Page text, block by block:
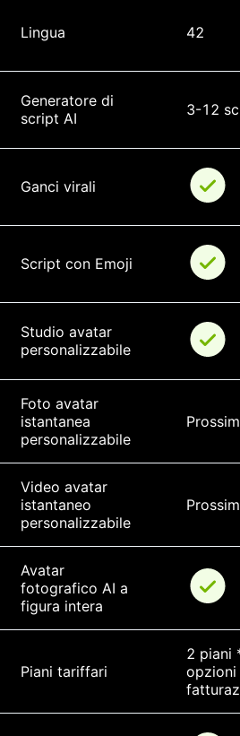
Lingua 42
Generatore di
script AI
3-12
Ganci virali
Script con Emoji
Studio avatar
personalizzabile
Foto avatar
istantanea
personalizzabile
Video avatar
istantaneo
personalizzabile
Avatar
fotografico AI a
figura intera
Piani tariffari
2 piani
opzioni